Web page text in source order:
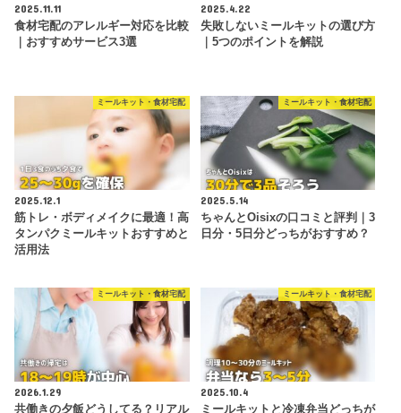
2025.11.11
食材宅配のアレルギー対応を比較
｜おすすめサービス3選
2025.4.22
失敗しないミールキットの選び方
｜5つのポイントを解説
ミールキット・食材宅配
2025.12.1
筋トレ・ボディメイクに最適！高
タンパクミールキットおすすめと
活用法
ミールキット・食材宅配
2025.5.14
ちゃんとOisixの口コミと評判｜3
日分・5日分どっちがおすすめ？
ミールキット・食材宅配
2026.1.29
共働きの夕飯どうしてる？リアル
ミールキット・食材宅配
2025.10.4
ミールキットと冷凍弁当どっちが